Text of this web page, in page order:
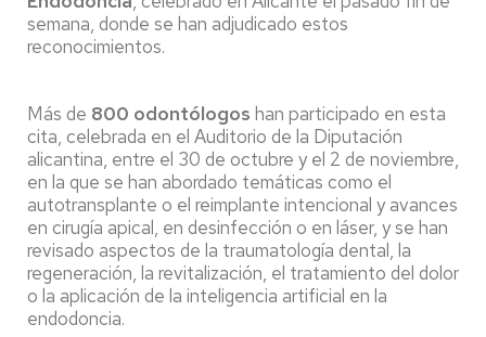
semana, donde se han adjudicado estos
reconocimientos.
Más de 800 odontólogos han participado en esta
cita, celebrada en el Auditorio de la Diputación
alicantina, entre el 30 de octubre y el 2 de noviembre,
en la que se han abordado temáticas como el
autotransplante o el reimplante intencional y avances
en cirugía apical, en desinfección o en láser, y se han
revisado aspectos de la traumatología dental, la
regeneración, la revitalización, el tratamiento del dolor
o la aplicación de la inteligencia artificial en la
endodoncia.